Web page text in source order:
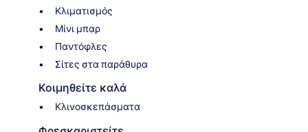
Κλιματισμός
Μίνι μπαρ
Παντόφλες
Σίτες στα παράθυρα
Κοιμηθείτε καλά
Κλινοσκεπάσματα